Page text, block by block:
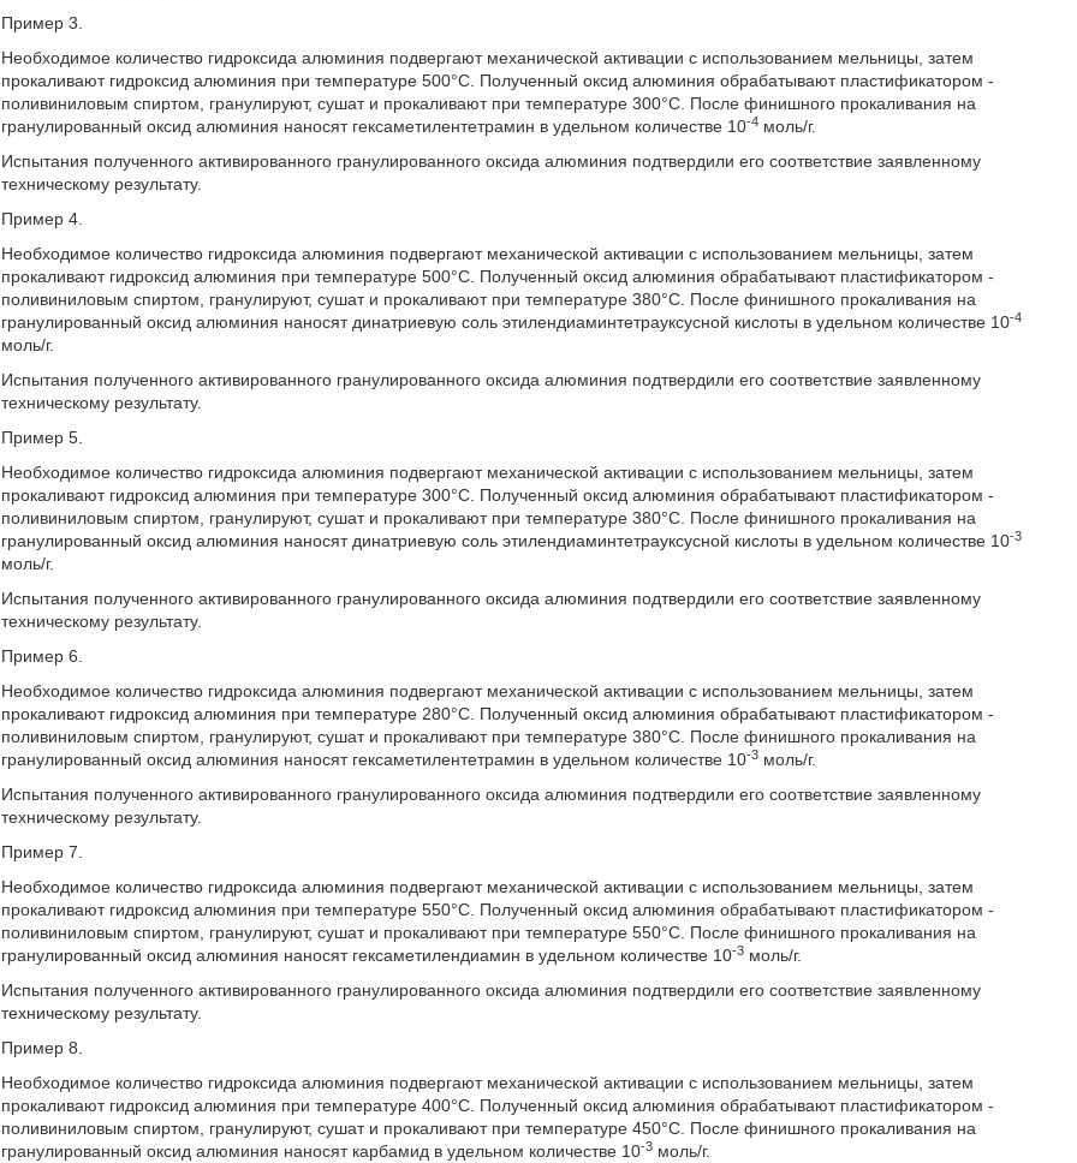
Пример 3.
Необходимое количество гидроксида алюминия подвергают механической активации с использованием мельницы, затем
прокаливают гидроксид алюминия при температуре 500°С. Полученный оксид алюминия обрабатывают пластификатором -
поливиниловым спиртом, гранулируют, сушат и прокаливают при температуре 300°С. После финишного прокаливания на
гранулированный оксид алюминия наносят гексаметилентетрамин в удельном количестве 10-4 моль/г.
Испытания полученного активированного гранулированного оксида алюминия подтвердили его соответствие заявленному
техническому результату.
Пример 4.
Необходимое количество гидроксида алюминия подвергают механической активации с использованием мельницы, затем
прокаливают гидроксид алюминия при температуре 500°С. Полученный оксид алюминия обрабатывают пластификатором -
поливиниловым спиртом, гранулируют, сушат и прокаливают при температуре 380°С. После финишного прокаливания на
гранулированный оксид алюминия наносят динатриевую соль этилендиаминтетрауксусной кислоты в удельном количестве 10-4
моль/г.
Испытания полученного активированного гранулированного оксида алюминия подтвердили его соответствие заявленному
техническому результату.
Пример 5.
Необходимое количество гидроксида алюминия подвергают механической активации с использованием мельницы, затем
прокаливают гидроксид алюминия при температуре 300°С. Полученный оксид алюминия обрабатывают пластификатором -
поливиниловым спиртом, гранулируют, сушат и прокаливают при температуре 380°С. После финишного прокаливания на
гранулированный оксид алюминия наносят динатриевую соль этилендиаминтетрауксусной кислоты в удельном количестве 10-3
моль/г.
Испытания полученного активированного гранулированного оксида алюминия подтвердили его соответствие заявленному
техническому результату.
Пример 6.
Необходимое количество гидроксида алюминия подвергают механической активации с использованием мельницы, затем
прокаливают гидроксид алюминия при температуре 280°С. Полученный оксид алюминия обрабатывают пластификатором -
поливиниловым спиртом, гранулируют, сушат и прокаливают при температуре 380°С. После финишного прокаливания на
гранулированный оксид алюминия наносят гексаметилентетрамин в удельном количестве 10-3 моль/г.
Испытания полученного активированного гранулированного оксида алюминия подтвердили его соответствие заявленному
техническому результату.
Пример 7.
Необходимое количество гидроксида алюминия подвергают механической активации с использованием мельницы, затем
прокаливают гидроксид алюминия при температуре 550°С. Полученный оксид алюминия обрабатывают пластификатором -
поливиниловым спиртом, гранулируют, сушат и прокаливают при температуре 550°С. После финишного прокаливания на
гранулированный оксид алюминия наносят гексаметилендиамин в удельном количестве 10-3 моль/г.
Испытания полученного активированного гранулированного оксида алюминия подтвердили его соответствие заявленному
техническому результату.
Пример 8.
Необходимое количество гидроксида алюминия подвергают механической активации с использованием мельницы, затем
прокаливают гидроксид алюминия при температуре 400°С. Полученный оксид алюминия обрабатывают пластификатором -
поливиниловым спиртом, гранулируют, сушат и прокаливают при температуре 450°С. После финишного прокаливания на
гранулированный оксид алюминия наносят карбамид в удельном количестве 10-3 моль/г.